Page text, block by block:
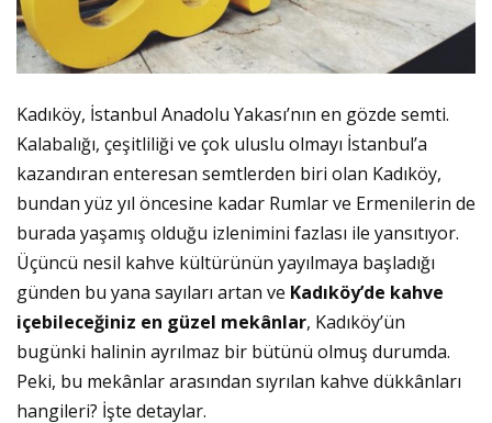
Kadıköy, İstanbul Anadolu Yakası’nın en gözde semti.
Kalabalığı, çeşitliliği ve çok uluslu olmayı İstanbul’a
kazandıran enteresan semtlerden biri olan Kadıköy,
bundan yüz yıl öncesine kadar Rumlar ve Ermenilerin de
burada yaşamış olduğu izlenimini fazlası ile yansıtıyor.
Üçüncü nesil kahve kültürünün yayılmaya başladığı
günden bu yana sayıları artan ve Kadıköy’de kahve
içebileceğiniz en güzel mekânlar, Kadıköy’ün
bugünki halinin ayrılmaz bir bütünü olmuş durumda.
Peki, bu mekânlar arasından sıyrılan kahve dükkânları
hangileri? İşte detaylar.